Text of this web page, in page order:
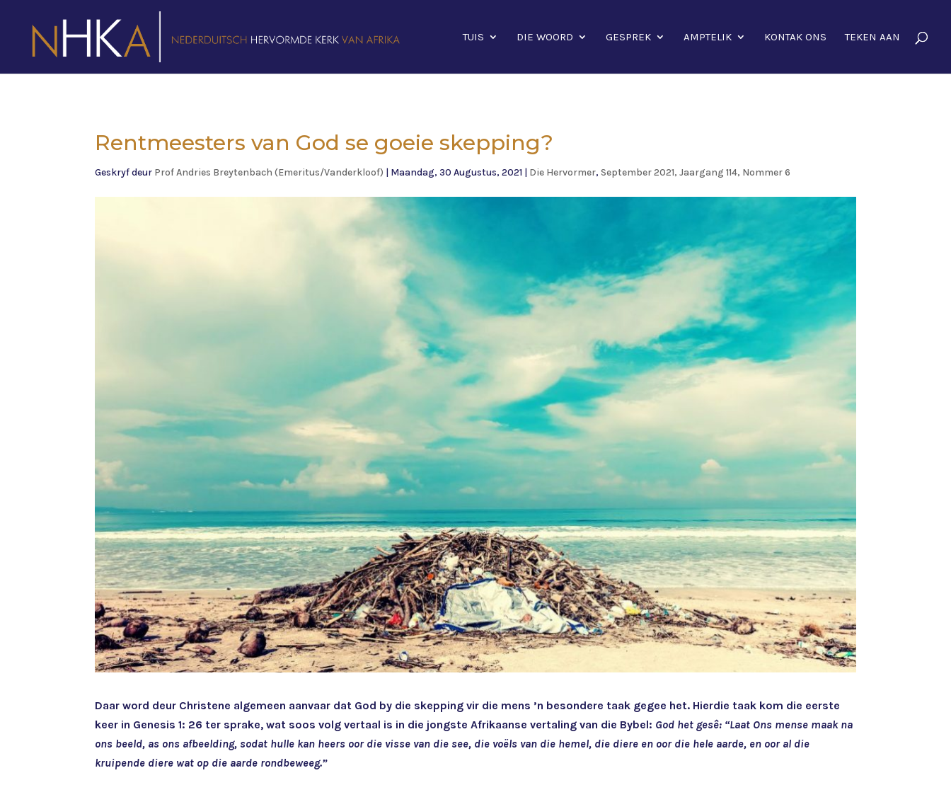
TUIS DIE WOORD GESPREK AMPTELIK KONTAK ONS TEKEN AAN
Rentmeesters van God se goeie skepping?
Geskryf deur Prof Andries Breytenbach (Emeritus/Vanderkloof) | Maandag, 30 Augustus, 2021 | Die Hervormer,September 2021, Jaargang 114, Nommer 6
Daar word deur Christene algemeen aanvaar dat God by die skepping vir die mens ’n besondere taak gegee het. Hierdie taak kom die eerste
keer in Genesis 1: 26 ter sprake, wat soos volg vertaal is in die jongste Afrikaanse vertaling van die Bybel: God het gesê: “Laat Ons mense maak na
ons beeld, as ons afbeelding, sodat hulle kan heers oor die visse van die see, die voëls van die hemel, die diere en oor die hele aarde, en oor al die
kruipende diere wat op die aarde rondbeweeg.”